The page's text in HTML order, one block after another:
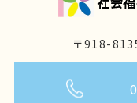
〒918-